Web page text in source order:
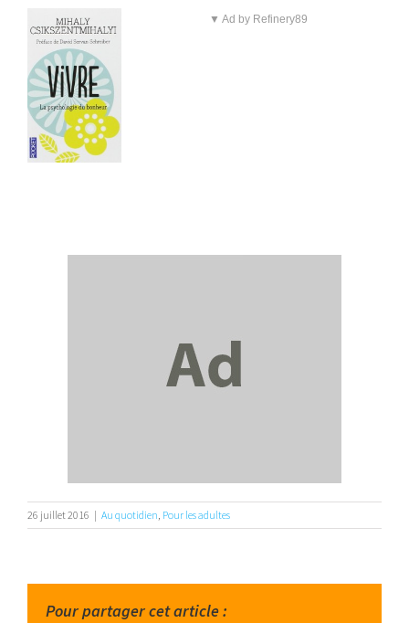
▼ Ad by Refinery89
26 juillet 2016 | Au quotidien, Pour les adultes
Pour partager cet article :